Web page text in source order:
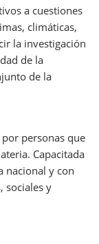
a cuestiones
climáticas,
la investigación
de la
de la
personas que
Capacitada
nacional y con
sociales y